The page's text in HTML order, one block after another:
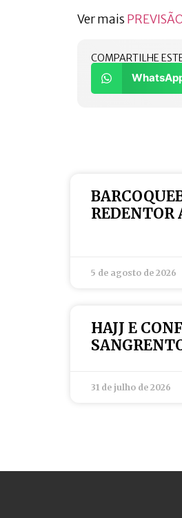
Ver mais
COMPARTILHE
5 de agosto de 2026
HAJJ E
31 de julho de 2026